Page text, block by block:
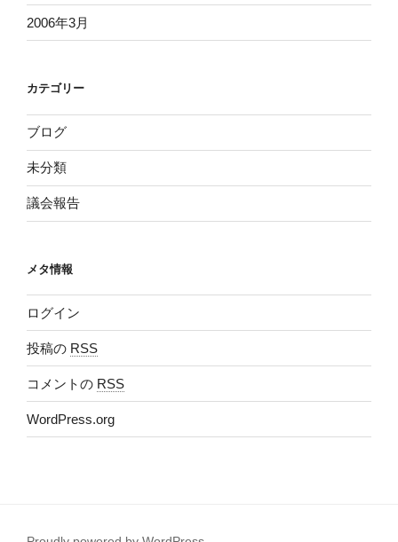
2006年3月
カテゴリー
ブログ
未分類
議会報告
メタ情報
ログイン
投稿の RSS
コメントの RSS
WordPress.org